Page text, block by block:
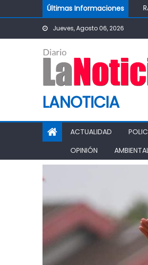
Skip to contentÚltimas Informaciones
Jueves, Agosto 06, 2026
LANOTICIA
ACTUALIDAD
OPINIÓN